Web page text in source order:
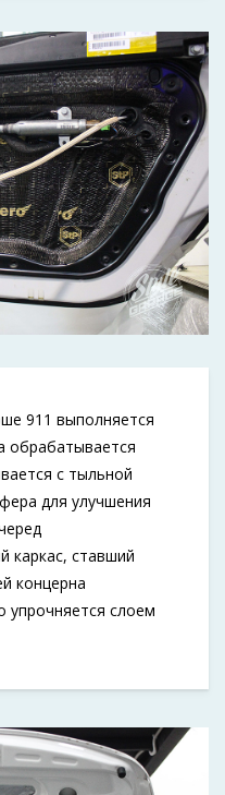
911 выполняется
обрабатывается
с тыльной
для улучшения
каркас, ставший
концерна
упрочняется слоем